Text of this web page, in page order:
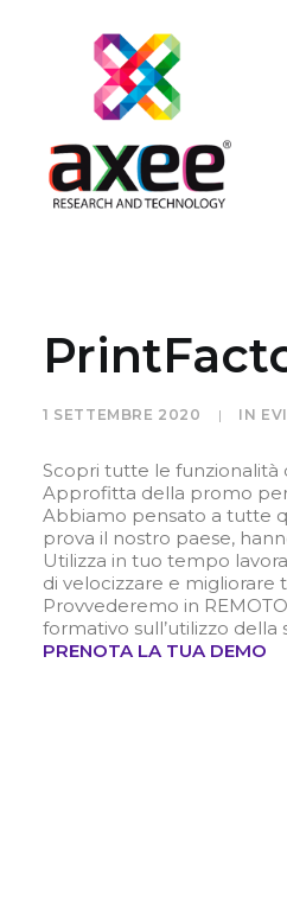
1 SETTEMBRE 2020 | IN
Scopri tutte le funzionalità
Approfitta della promo per
Abbiamo pensato a tutte
prova il nostro paese,
Utilizza in tuo tempo
di velocizzare e
Provvederemo in
formativo sull’utilizzo
PRENOTA LA TUA DEMO